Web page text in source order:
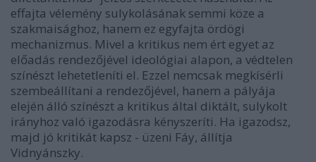
effajta vélemény sulykolásának semmi köze a
szakmaisághoz, hanem ez egyfajta ördögi
mechanizmus. Mivel a kritikus nem ért egyet az
előadás rendezőjével ideológiai alapon, a védtelen
színészt lehetetleníti el. Ezzel nemcsak megkísérli
szembeállítani a rendezőjével, hanem a pályája
elején álló színészt a kritikus által diktált, sulykolt
irányhoz való igazodásra kényszeríti. Ha igazodsz,
majd jó kritikát kapsz - üzeni Fáy, állítja
Vidnyánszky.